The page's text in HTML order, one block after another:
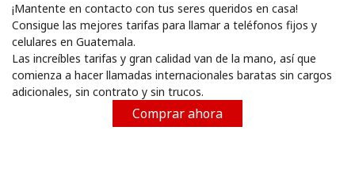
Regístrate con
o
¡Mantente en contacto con tus seres queridos en casa!
Consigue las mejores tarifas para llamar a teléfonos fijos y
celulares en Guatemala.
Las increíbles tarifas y gran calidad van de la mano, así que
comienza a hacer llamadas internacionales baratas sin cargos
adicionales, sin contrato y sin trucos.
Comprar ahora